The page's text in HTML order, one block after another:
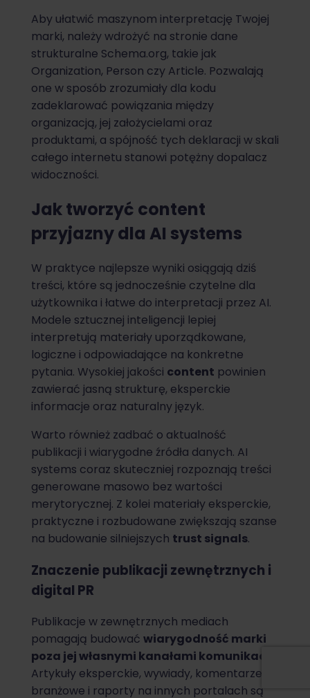
Aby ułatwić maszynom interpretację Twojej
marki, należy wdrożyć na stronie dane
strukturalne Schema.org, takie jak
Organization, Person czy Article. Pozwalają
one w sposób zrozumiały dla kodu
zadeklarować powiązania między
organizacją, jej założycielami oraz
produktami, a spójność tych deklaracji w skali
całego internetu stanowi potężny dopalacz
widoczności.
Jak tworzyć content
przyjazny dla AI systems
W praktyce najlepsze wyniki osiągają dziś
treści, które są jednocześnie czytelne dla
użytkownika i łatwe do interpretacji przez AI.
Modele sztucznej inteligencji lepiej
interpretują materiały uporządkowane,
logiczne i odpowiadające na konkretne
pytania. Wysokiej jakości content powinien
zawierać jasną strukturę, eksperckie
informacje oraz naturalny język.
Warto również zadbać o aktualność
publikacji i wiarygodne źródła danych. AI
systems coraz skuteczniej rozpoznają treści
generowane masowo bez wartości
merytorycznej. Z kolei materiały eksperckie,
praktyczne i rozbudowane zwiększają szanse
na budowanie silniejszych trust signals.
Znaczenie publikacji zewnętrznych i
digital PR
Publikacje w zewnętrznych mediach
pomagają budować wiarygodność marki
poza jej własnymi kanałami komunikacji
Artykuły eksperckie, wywiady, komentarze
branżowe i raporty na innych portalach są